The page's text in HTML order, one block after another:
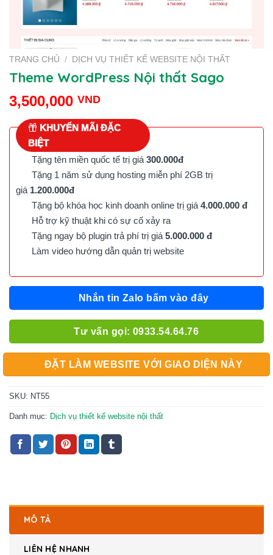
TRANG CHỦ / DỊCH VỤ THIẾT KẾ WEBSITE NỘI THẤT
Theme WordPress Nội thất Sago
3,500,000 VND
KHUYẾN MÃI ĐẶC
BIỆT
Tặng tên miền quốc tế trị giá 300.000đ
Tặng 1 năm sử dụng hosting miễn phí 2GB trị
giá 1.200.000đ
Tặng bộ khóa học kinh doanh online trị giá 4.000.000 đ
Hỗ trợ kỹ thuật khi có sự cố xảy ra
Tặng ngay bộ plugin trả phí trị giá 5.000.000 đ
Làm video hướng dẫn quản trị website
Nhắn tin Zalo bấm vào đây
Tư vấn gọi: 0933.54.64.76
ĐẶT LÀM WEBSITE VỚI GIAO DIỆN NÀY
SKU: NT55
Danh mục: Dịch vụ thiết kế website nội thất
MÔ TẢ
LIÊN HỆ NHANH